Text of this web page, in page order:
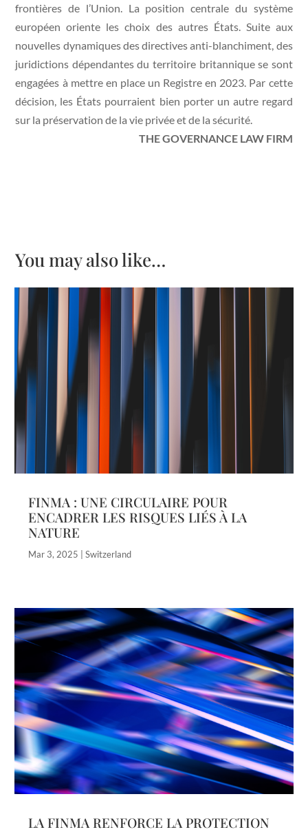
frontières de l’Union. La position centrale du système
européen oriente les choix des autres États. Suite aux
nouvelles dynamiques des directives anti-blanchiment, des
juridictions dépendantes du territoire britannique se sont
engagées à mettre en place un Registre en 2023. Par cette
décision, les États pourraient bien porter un autre regard
sur la préservation de la vie privée et de la sécurité.
THE GOVERNANCE LAW FIRM
You may also like…
FINMA : UNE CIRCULAIRE POUR
ENCADRER LES RISQUES LIÉS À LA
NATURE
Mar 3, 2025 |Switzerland
LA FINMA RENFORCE LA PROTECTION